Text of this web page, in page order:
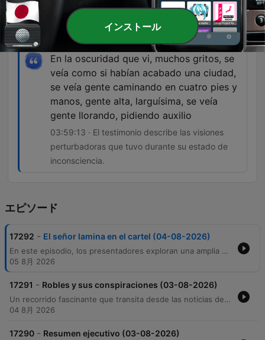
01:53:08 · Un niño describe una visión aterradora
de un ser que utiliza el rostro de su tía para
atraerlo hacia el suelo.
En la oscuridad que vi, muchos gritos, se
veía como si habían acabado una ciudad,
se veía gente caminando en cuatro pies y
manos, gente alta, larguísima, se veía
gente llorando, pidiendo auxilio
03:59:13 · El testimonio describe las visiones
perturbadoras que tuvo durante su estado de
inconsciencia.
エピソード
17292 - El señor lamina en el cartel (04-08-2026)
En este episodio, los presentadores exploran una amplia gama de temas que van desde lo cotidiano hasta lo sobrenatural. El programa inicia con anécdotas personales sobre peligros al comer y la falta de privacidad de las celebridades, para luego profundizar en las nuevas dinámicas del cortejo y el miedo al acoso legal. A través de la dinámica 'Casa Infiel', se revelan historias de traición y desconfianza, intercaladas con noticias sobre el fallecimiento de Alfonso Lizarazo y entrevistas sobre la calidad de servicios. El episodio culmina con un extenso recorrido por lo paranormal, incluyendo relatos de experiencias cercanas a la muerte, encuentros con entidades en aviones y transporte, y leyendas urbanas sobre presencias en edificios y sueños.
05 8月 2026
17291 - Robles y sus conspiraciones (03-08-2026)
Un recorrido fascinante que transita desde las noticias de la Liga BetPlay y dinámicas de pareja hasta profundos misterios arqueológicos. El programa aborda casos de sospechas de infidelidad y testimonios personales, para luego sumergirse en el estudio de civilizaciones antiguas como los mayas, sumerios y olmecas, explorando teorías sobre tecnología avanzada y origen extraterrestre. La emisión culmina con una intensa sección paranormal, donde oyentes comparten relatos de presencias en hospitales, fenómenos astronómicos inexplicables y experiencias de lo sobrenatural que desafían la lógica científica.
04 8月 2026
17290 - Resumen ejecutivo (03-08-2026)
インストール